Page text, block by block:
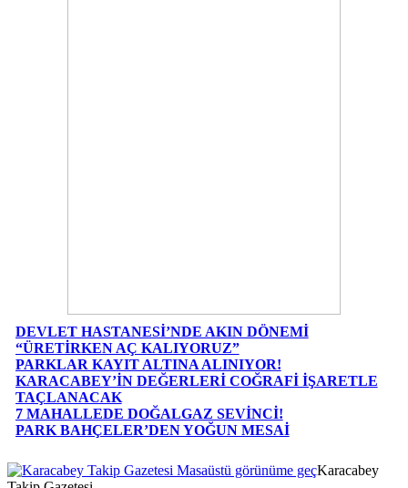
DEVLET HASTANESİ’NDE AKIN DÖNEMİ
“ÜRETİRKEN AÇ KALIYORUZ”
PARKLAR KAYIT ALTINA ALINIYOR!
KARACABEY’İN DEĞERLERİ COĞRAFİ İŞARETLE
TAÇLANACAK
7 MAHALLEDE DOĞALGAZ SEVİNCİ!
PARK BAHÇELER’DEN YOĞUN MESAİ
Masaüstü görünüme geçKaracabey